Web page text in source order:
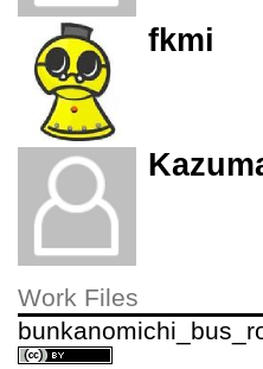
fkmi
Work Files